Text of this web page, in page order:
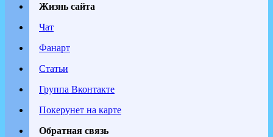
Жизнь сайта
Чат
Фанарт
Статьи
Группа Вконтакте
Покерунет на карте
Обратная связь